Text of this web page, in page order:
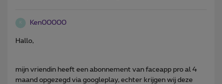
K Ken00000
Hallo,
mijn vriendin heeft een abonnement van faceapp pro al 4
maand opgezegd via googleplay, echter krijgen wij deze